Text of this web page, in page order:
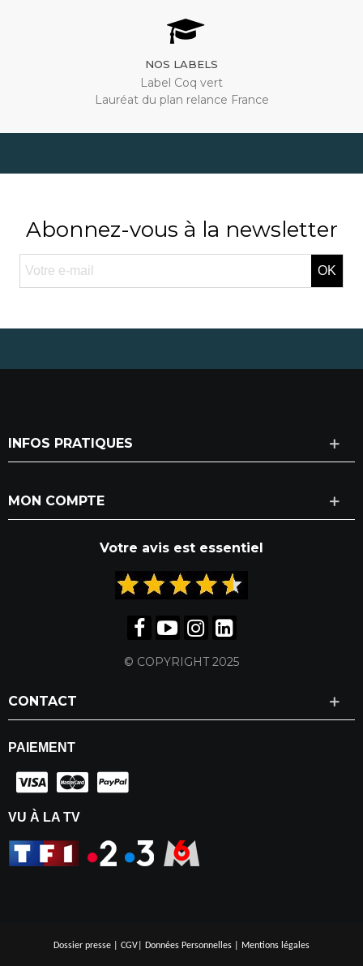
NOS LABELS
Label Coq vert
Lauréat du plan relance France
Abonnez-vous à la newsletter
OK
INFOS PRATIQUES
MON COMPTE
Votre avis est essentiel
© COPYRIGHT 2025
CONTACT
PAIEMENT
VU À LA TV
Dossier presse CGV Données Personnelles Mentions légales